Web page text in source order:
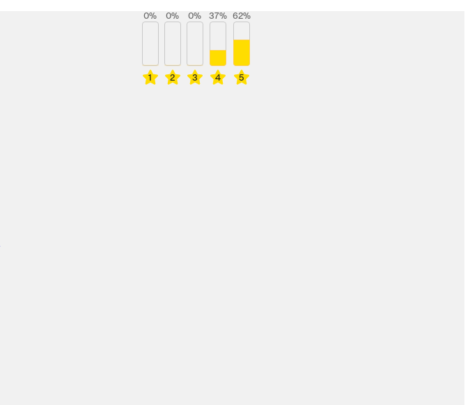
1
0%
2
0%
3
0%
4
37%
5
62%